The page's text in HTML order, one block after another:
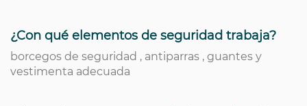
¿Con qué elementos de seguridad trabaja?
borcegos de seguridad , antiparras , guantes y
vestimenta adecuada